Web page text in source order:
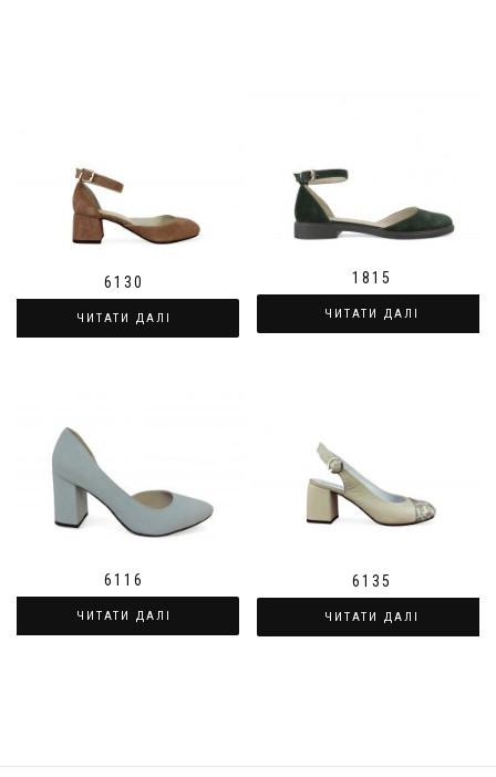
6130
ЧИТАТИ ДАЛІ
1815
ЧИТАТИ ДАЛІ
6116
ЧИТАТИ ДАЛІ
6135
ЧИТАТИ ДАЛІ